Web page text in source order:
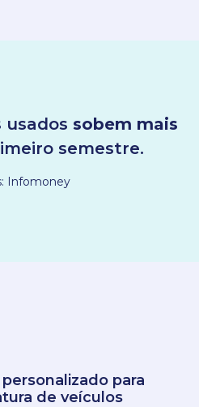
usados sobem mais
semestre.
Infomoney
para
de veículos